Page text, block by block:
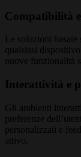
Compatibilità
Le soluzioni
qualsiasi
nuove funzionalità
Interattività e
Gli ambienti
preferenze
personalizzati e
attivo.